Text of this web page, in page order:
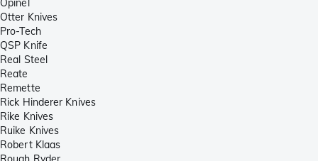
Opinel
Otter Knives
Pro-Tech
QSP Knife
Real Steel
Reate
Remette
Rick Hinderer Knives
Rike Knives
Ruike Knives
Robert Klaas